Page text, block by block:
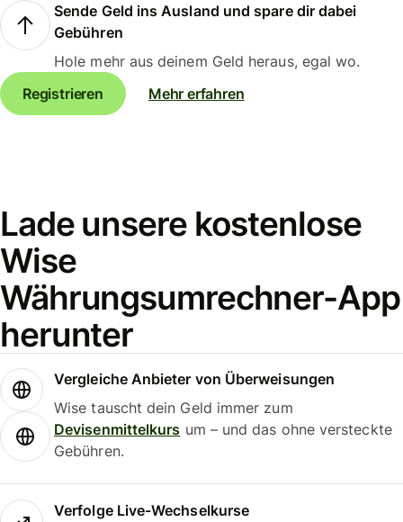
Sende Geld ins Ausland und spare dir dabei
Gebühren
Hole mehr aus deinem Geld heraus, egal wo.
Registrieren
Mehr erfahren
Lade unsere kostenlose
Wise
Währungsumrechner-App
herunter
Vergleiche Anbieter von Überweisungen
Wise tauscht dein Geld immer zum
Devisenmittelkurs um – und das ohne versteckte
Gebühren.
Verfolge Live-Wechselkurse